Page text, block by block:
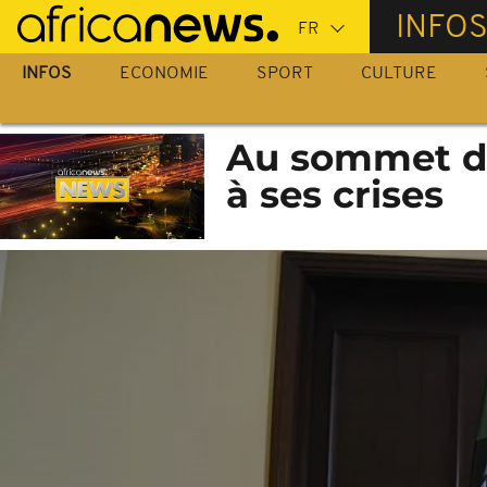
Passer
au
contenu
INFOS
INFOS ECONOMIE SPORT CULTURE
Au sommet
à ses crises